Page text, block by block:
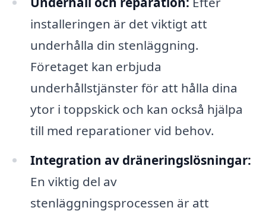
installeringen är det viktigt att
underhålla din stenläggning.
Företaget kan erbjuda
underhållstjänster för att hålla dina
ytor i toppskick och kan också hjälpa
till med reparationer vid behov.
Integration av dräneringslösningar:
En viktig del av
stenläggningsprocessen är att